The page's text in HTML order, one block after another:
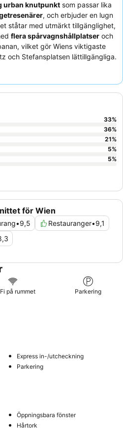
urban knutpunkt som passar lika
, och erbjuder en lugn
ståtar med utmärkt tillgänglighet,
flera spårvagnshållplatser och
vilket gör Wiens viktigaste
och Stefansplatsen lättillgängliga.
ostar och varma alternativ, med
vänliga, hjälpsamma och
särskilt
och beredskap att hjälpa till.
gäster att be om ett
för Wien
•9,5 Restauranger•9,1
33%
36%
21%
5%
5%
på rummet Parkering
Express in-/utcheckning
Parkering
Öppningsbara fönster
Hårtork